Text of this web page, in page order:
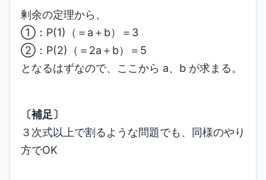
剰余の定理から、
①：P(1)（＝a＋b）＝3
②：P(2)（＝2a＋b）＝5
となるはずなので、ここから a、b が求まる。
〔補足〕
３次式以上で割るような問題でも、同様のやり
方でOK